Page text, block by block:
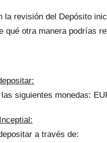
la revisión del Depósito
qué otra manera podrías
siguientes monedas:
a través de: